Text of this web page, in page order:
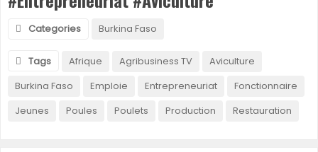
Categories Burkina Faso
Tags Afrique Agribusiness TV
Aviculture
Burkina Faso
Emploie Entrepreneuriat
Fonctionnaire
Jeunes
Poules Poulets Production Restauration